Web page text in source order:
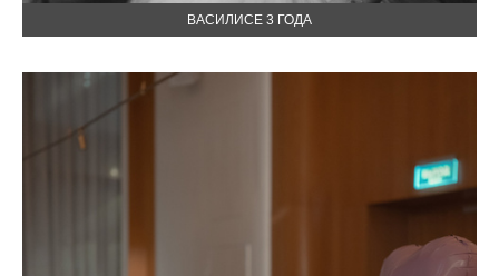
ВАСИЛИСЕ 3 ГОДА